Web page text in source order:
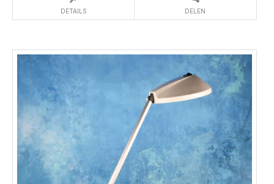
DETAILS DELEN